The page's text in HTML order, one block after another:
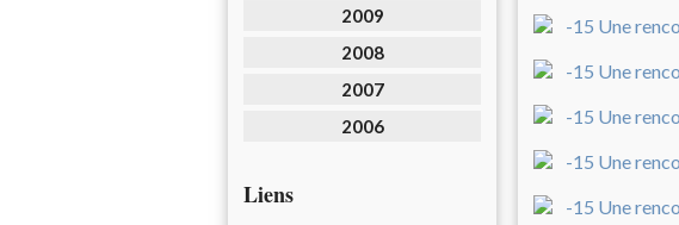
2009
2008
2007
2006
Liens